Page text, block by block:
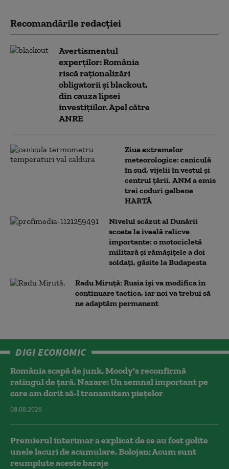
Recomandările redacţiei
Avertismentul
experților: România
riscă raționalizări
obligatorii și blackout,
din cauza lipsei
investițiilor. Apel către
ANRE
Ziua extremelor
meteorologice: caniculă
în sud, vijelii în vestul și
centrul țării. ANM a emis
trei coduri galbene
HARTĂ
Nivelul scăzut al Dunării
scoate la iveală relicve
importante: o motocicletă
militară și rămășițele a doi
soldați, găsite la Budapesta
Radu Miruță: Rusia își va modifica în
continuare tactica, iar noi va trebui să
ne adaptăm permanent
DIGI ECONOMIC
România scapă de junk. Moody's reconfirmă
ratingul de țară. Nazare: Un semnal important pe
care am dorit să-l transmitem piețelor
08.08.2026
Premierul interimar a explicat de ce au fost golite
unele lacuri de acumulare. Bolojan: Acum sunt
reumplute aceste baraje